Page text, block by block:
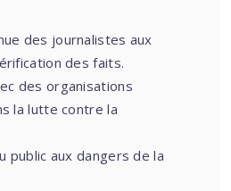
des journalistes aux
des faits.
des organisations
la lutte contre la
public aux dangers de la